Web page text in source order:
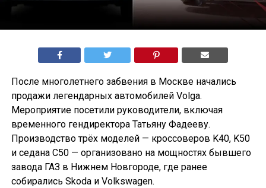
После многолетнего забвения в Москве начались
продажи легендарных автомобилей Volga.
Мероприятие посетили руководители, включая
временного гендиректора Татьяну Фадееву.
Производство трёх моделей — кроссоверов K40, K50
и седана С50 — организовано на мощностях бывшего
завода ГАЗ в Нижнем Новгороде, где ранее
собирались Skoda и Volkswagen.